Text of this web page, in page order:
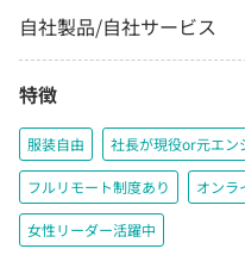
自社製品/自社サービス
特徴
服装自由 社長が現役or元エン
フルリモート制度あり オンラ
女性リーダー活躍中